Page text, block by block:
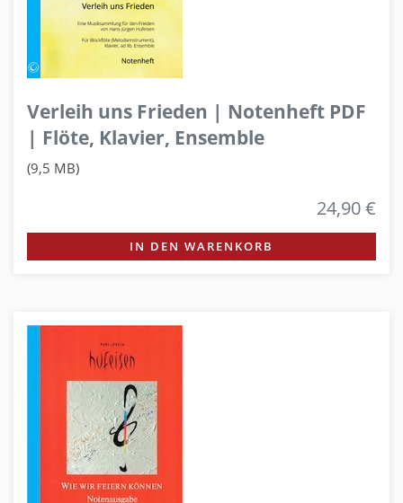
Verleih uns Frieden | Notenheft PDF
| Flöte, Klavier, Ensemble
(9,5 MB)
24,90 €
IN DEN WARENKORB